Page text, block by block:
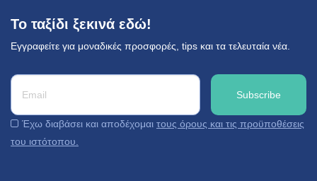
Το ταξίδι ξεκινά εδώ!
Εγγραφείτε για μοναδικές προσφορές, tips και τα τελευταία νέα.
Έχω διαβάσει και αποδέχομαι τους όρους και τις προϋποθέσεις
του ιστότοπου.